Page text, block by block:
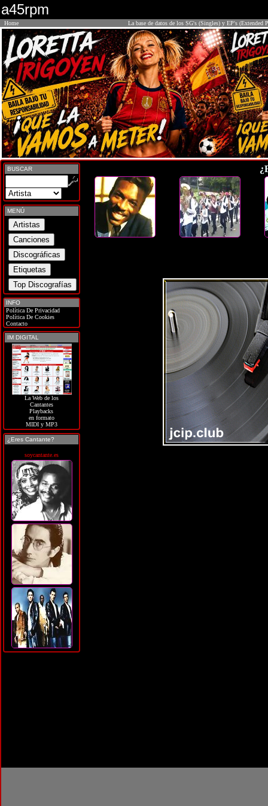
a45rpm
Home La base de datos de los SG's (Singles) y EP's (Extended
BUSCAR
MENÚ
INFO
Política De Privacidad
Política De Cookies
Contacto
IM DIGITAL
La Web de los
Cantantes
Playbacks
en formato
MIDI y MP3
¿Eres Cantante?
soycantante.es